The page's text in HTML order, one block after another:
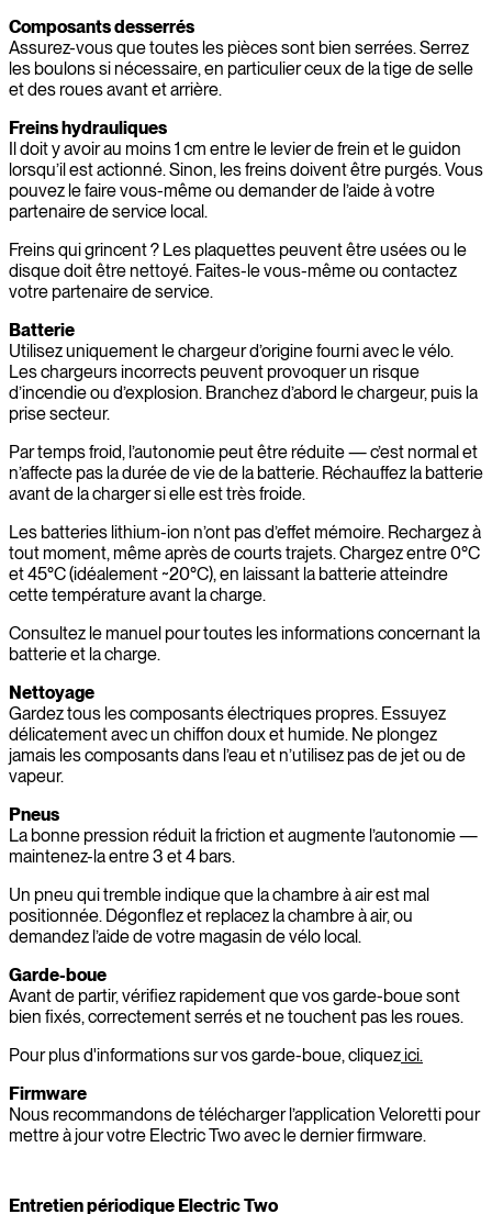
Composants desserrés
Assurez-vous que toutes les pièces sont bien serrées. Serrez
les boulons si nécessaire, en particulier ceux de la tige de selle
et des roues avant et arrière.
Freins hydrauliques
Il doit y avoir au moins 1 cm entre le levier de frein et le guidon
lorsqu’il est actionné. Sinon, les freins doivent être purgés. Vous
pouvez le faire vous-même ou demander de l’aide à votre
partenaire de service local.
Freins qui grincent ? Les plaquettes peuvent être usées ou le
disque doit être nettoyé. Faites-le vous-même ou contactez
votre partenaire de service.
Batterie
Utilisez uniquement le chargeur d’origine fourni avec le vélo.
Les chargeurs incorrects peuvent provoquer un risque
d’incendie ou d’explosion. Branchez d’abord le chargeur, puis la
prise secteur.
Par temps froid, l’autonomie peut être réduite — c’est normal et
n’affecte pas la durée de vie de la batterie. Réchauffez la batterie
avant de la charger si elle est très froide.
Les batteries lithium-ion n’ont pas d’effet mémoire. Rechargez à
tout moment, même après de courts trajets. Chargez entre 0°C
et 45°C (idéalement ~20°C), en laissant la batterie atteindre
cette température avant la charge.
Consultez le manuel pour toutes les informations concernant la
batterie et la charge.
Nettoyage
Gardez tous les composants électriques propres. Essuyez
délicatement avec un chiffon doux et humide. Ne plongez
jamais les composants dans l’eau et n’utilisez pas de jet ou de
vapeur.
Pneus
La bonne pression réduit la friction et augmente l’autonomie —
maintenez-la entre 3 et 4 bars.
Un pneu qui tremble indique que la chambre à air est mal
positionnée. Dégonflez et replacez la chambre à air, ou
demandez l’aide de votre magasin de vélo local.
Garde-boue
Avant de partir, vérifiez rapidement que vos garde-boue sont
bien fixés, correctement serrés et ne touchent pas les roues.
Pour plus d'informations sur vos garde-boue, cliquezici.
Firmware
Nous recommandons de télécharger l’application Veloretti pour
mettre à jour votre Electric Two avec le dernier firmware.
Entretien périodique Electric Two